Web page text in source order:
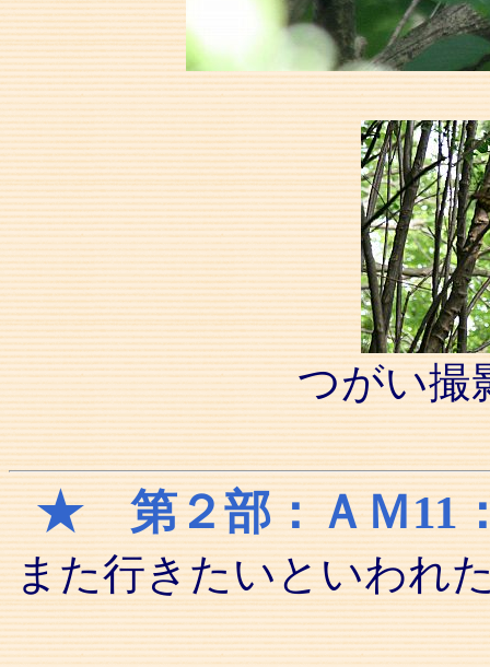
つがい撮
★ 第２部：ＡＭ
また行きたいといわれ